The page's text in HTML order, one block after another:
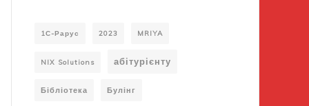
1С-Рарус 2023 MRIYA
NIX Solutions абітурієнту
Бібліотека Булінг